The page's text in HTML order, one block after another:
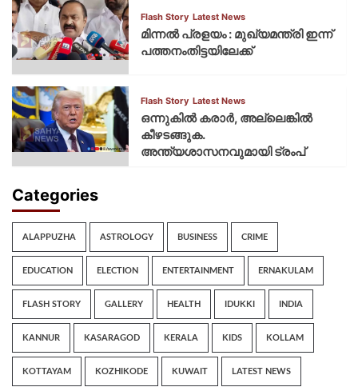
Flash Story Latest News
മിന്നല്‍ പ്രളയം : മുഖ്യമന്ത്രി ഇന്ന്
പത്തനംതിട്ടയിലേക്ക്
Flash Story Latest News
ഒന്നുകില്‍ കരാര്‍, അല്ലെങ്കില്‍
കീഴടങ്ങുക.
അന്ത്യശാസനവുമായി ട്രംപ്
Categories
ALAPPUZHA ASTROLOGY BUSINESS CRIME
EDUCATION ELECTION ENTERTAINMENT ERNAKULAM
FLASH STORY GALLERY HEALTH IDUKKI INDIA
KANNUR KASARAGOD KERALA KIDS KOLLAM
KOTTAYAM KOZHIKODE KUWAIT LATEST NEWS